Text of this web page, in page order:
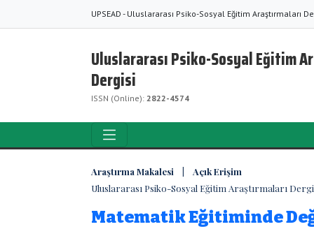
UPSEAD - Uluslararası Psiko-Sosyal Eğitim Araştırmaları
Uluslararası Psiko-Sosyal Eğitim
Dergisi
ISSN (Online): 2822-4574
Araştırma Makalesi | Açık Erişim
Uluslararası Psiko-Sosyal Eğitim Araştırmaları
Matematik Eğitiminde